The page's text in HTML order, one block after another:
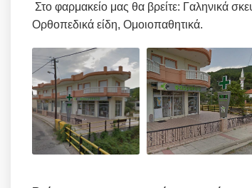
Στο φαρμακείο μας θα βρείτε: Γαληνικά
Ορθοπεδικά είδη, Ομοιοπαθητικά.